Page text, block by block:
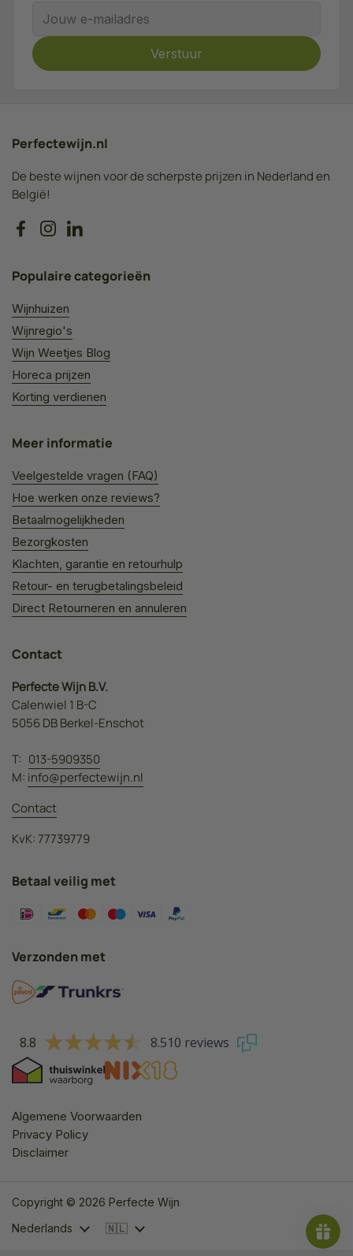
Verstuur
Perfectewijn.nl
De beste wijnen voor de scherpste prijzen in Nederland en
België!
Facebook
InstagramLinkedIn
Populaire categorieën
Wijnhuizen
Wijnregio's
Wijn Weetjes Blog
Horeca prijzen
Korting verdienen
Meer informatie
Veelgestelde vragen (FAQ)
Hoe werken onze reviews?
Betaalmogelijkheden
Bezorgkosten
Klachten, garantie en retourhulp
Retour- en terugbetalingsbeleid
Direct Retourneren en annuleren
Contact
Perfecte Wijn B.V.
Calenwiel 1 B-C
5056 DB Berkel-Enschot
T: 013-5909350
M: info@perfectewijn.nl
Contact
KvK: 77739779
Betaal veilig met
Verzonden met
8.8 8.510 reviews
Algemene Voorwaarden
Privacy Policy
Disclaimer
Copyright © 2026 Perfecte Wijn
Taal
Nederlands Land/region
🇳🇱